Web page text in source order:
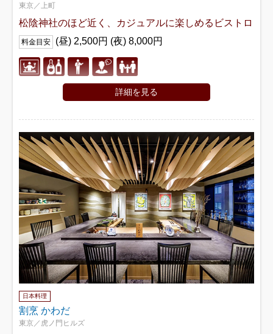
東京／上町
松陰神社のほど近く、カジュアルに楽しめるビストロ
料金目安 (昼) 2,500円 (夜) 8,000円
詳細を見る
日本料理
割烹 かわだ
東京／虎ノ門ヒルズ